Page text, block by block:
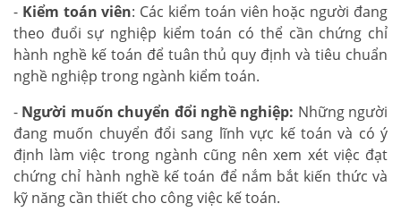
- Kiểm toán viên: Các kiểm toán viên hoặc người đang
theo đuổi sự nghiệp kiểm toán có thể cần chứng chỉ
hành nghề kế toán để tuân thủ quy định và tiêu chuẩn
nghề nghiệp trong ngành kiểm toán.
- Người muốn chuyển đổi nghề nghiệp: Những người
đang muốn chuyển đổi sang lĩnh vực kế toán và có ý
định làm việc trong ngành cũng nên xem xét việc đạt
chứng chỉ hành nghề kế toán để nắm bắt kiến thức và
kỹ năng cần thiết cho công việc kế toán.